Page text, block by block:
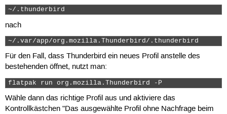
~/.thunderbird
nach
~/.var/app/org.mozilla.Thunderbird/.thunderbird
Für den Fall, dass Thunderbird ein neues Profil anstelle des
bestehenden öffnet, nutzt man:
flatpak run org.mozilla.Thunderbird -P
Wähle dann das richtige Profil aus und aktiviere das
Kontrollkästchen "Das ausgewählte Profil ohne Nachfrage beim